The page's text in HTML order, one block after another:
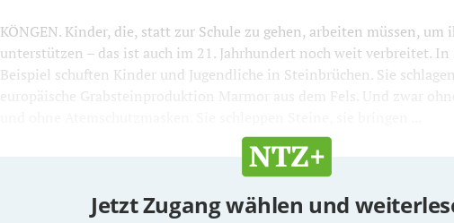
KÖNGEN. Kinder, die, statt zur Schule zu gehen, arbeiten müssen, um
unterstützen – das ist auch im 21. Jahrhundert noch weit verbreitet.
Beispiel schuften Kinder und Jugendliche in Steinbrüchen. Sie
europäische Grabsteinproduktion Marmor aus dem Fels. Und zwar
Jetzt Zugang wählen und